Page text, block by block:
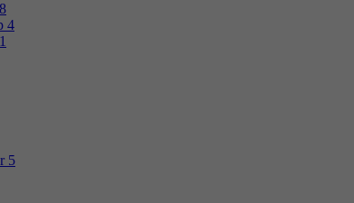
8
4
1
5